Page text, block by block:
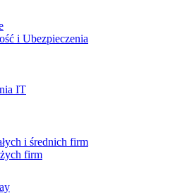
i Ubezpieczenia
IT
i średnich firm
firm